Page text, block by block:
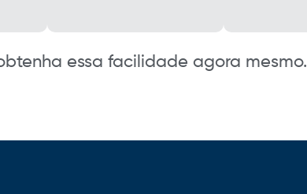
essa facilidade agora mesmo.